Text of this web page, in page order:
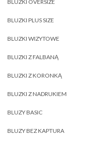
BLUZKI OVERSIZE
BLUZKI PLUS SIZE
BLUZKI WIZYTOWE
BLUZKI Z FALBANĄ
BLUZKI Z KORONKĄ
BLUZKI Z NADRUKIEM
BLUZY BASIC
BLUZY BEZ KAPTURA